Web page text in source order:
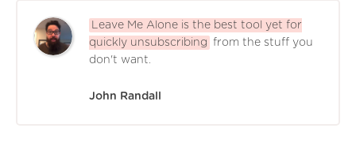
Leave Me Alone is the best tool yet for
quickly unsubscribing from the stuff you
don't want.
John Randall